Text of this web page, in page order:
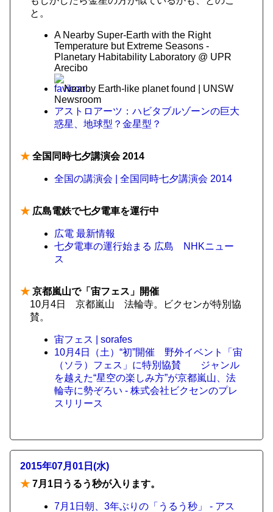
と。
A Nearby Super-Earth with the Right
Temperature but Extreme Seasons -
Planetary Habitability Laboratory @ UPR
Arecibo
Nearby Earth-like planet found | UNSW
Newsroom
アストロアーツ：ハビタブルゾーンの巨大
惑星、地球型？金星型？
★ 全国同時七夕講演会 2014
全国の講演会 | 全国同時七夕講演会 2014
★ 広島電鉄で七夕電車を運行中
広電 最新情報
七夕電車の運行始まる 広島 NHKニュー
ス
★ 京都嵐山で「宙フェス」開催
10月4日 京都嵐山 法輪寺。ビクセンが特別協
賛。
宙フェス | sorafes
10月4日（土）“初”開催 野外イベント「宙
（ソラ）フェス」に特別協賛 ジャンル
を越えた“星空の楽しみ方”が京都嵐山、法
輪寺に勢ぞろい - 株式会社ビクセンのプレ
スリリース
2015年07月01日(水)
★ 7月1日うるう秒が入ります。
7月1日朝、3年ぶりの「うるう秒」 - アス